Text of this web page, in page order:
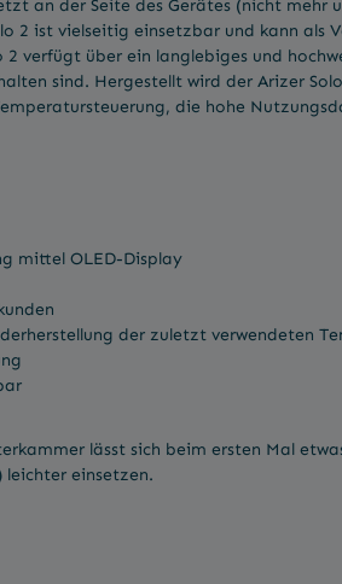
an der Seite des Gerätes (nicht mehr
2 ist vielseitig einsetzbar und kann
2 verfügt über ein langlebiges und
sind. Hergestellt wird der Arizer
die hohe
mittel OLED-Display
der zuletzt verwendeten
lässt sich beim ersten Mal
einsetzen.